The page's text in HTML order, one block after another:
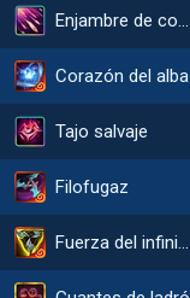
Enjambre de cohetes
Corazón del alba
Tajo salvaje
Filofugaz
Fuerza del infinito